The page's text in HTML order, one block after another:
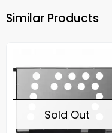
Similar Products
Sold Out